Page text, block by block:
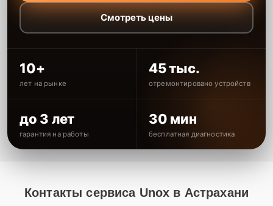
Смотреть цены
10+
лет на рынке
45 тыс.
отремонтировано устройств
до 3 лет
гарантия на работы
30 мин
бесплатная диагностика
Контакты сервиса Unox в Астрахани